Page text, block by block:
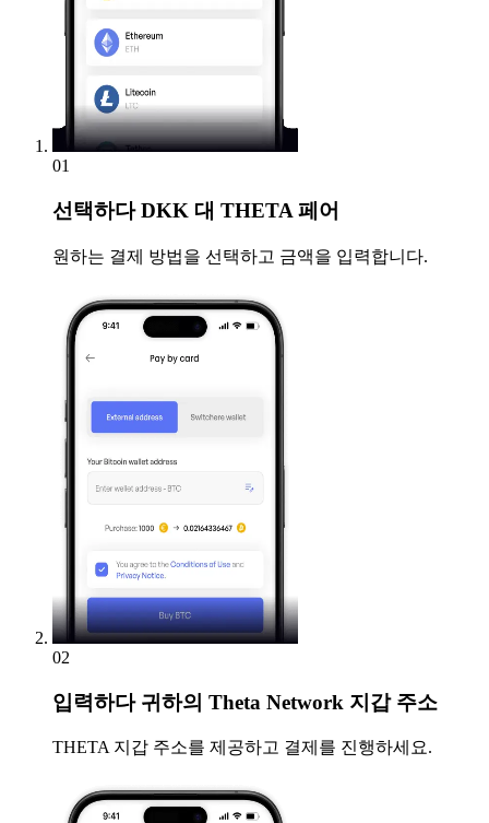
01
선택하다DKK 대 THETA 페어
원하는 결제 방법을 선택하고 금액을 입력합니다.
02
입력하다귀하의 Theta Network 지갑 주소
THETA 지갑 주소를 제공하고 결제를 진행하세요.